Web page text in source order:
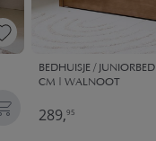
BEDHUISJE /
CM | WALNOOT
289,95